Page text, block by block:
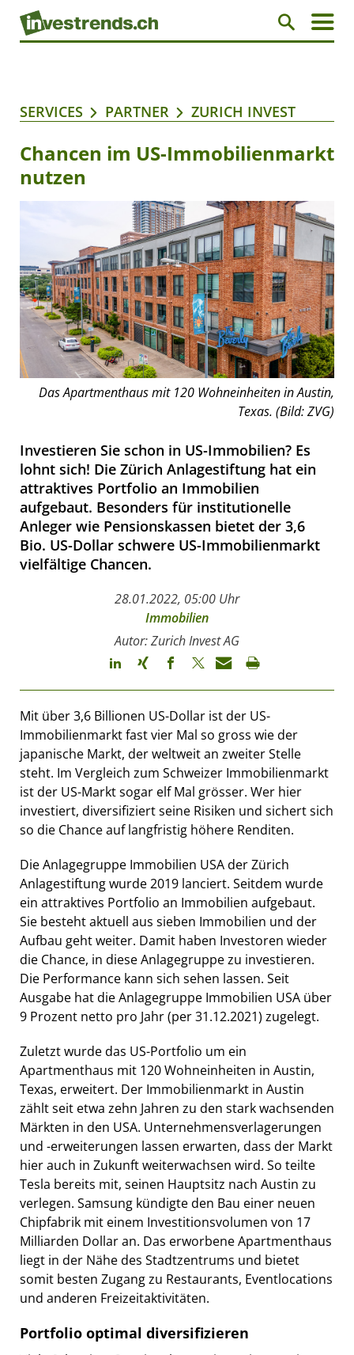
SERVICES PARTNER ZURICH INVEST
Chancen im US-Immobilienmarkt
nutzen
Das Apartmenthaus mit 120 Wohneinheiten in Austin,
Texas. (Bild: ZVG)
Investieren Sie schon in US-Immobilien? Es
lohnt sich! Die Zürich Anlagestiftung hat ein
attraktives Portfolio an Immobilien
aufgebaut. Besonders für institutionelle
Anleger wie Pensionskassen bietet der 3,6
Bio. US-Dollar schwere US-Immobilienmarkt
vielfältige Chancen.
28.01.2022, 05:00 Uhr
Immobilien
Autor: Zurich Invest AG
Mit über 3,6 Billionen US-Dollar ist der US-
Immobilienmarkt fast vier Mal so gross wie der
japanische Markt, der weltweit an zweiter Stelle
steht. Im Vergleich zum Schweizer Immobilienmarkt
ist der US-Markt sogar elf Mal grösser. Wer hier
investiert, diversifiziert seine Risiken und sichert sich
so die Chance auf langfristig höhere Renditen.
Die Anlagegruppe Immobilien USA der Zürich
Anlagestiftung wurde 2019 lanciert. Seitdem wurde
ein attraktives Portfolio an Immobilien aufgebaut.
Sie besteht aktuell aus sieben Immobilien und der
Aufbau geht weiter. Damit haben Investoren wieder
die Chance, in diese Anlagegruppe zu investieren.
Die Performance kann sich sehen lassen. Seit
Ausgabe hat die Anlagegruppe Immobilien USA über
9 Prozent netto pro Jahr (per 31.12.2021) zugelegt.
Zuletzt wurde das US-Portfolio um ein
Apartmenthaus mit 120 Wohneinheiten in Austin,
Texas, erweitert. Der Immobilienmarkt in Austin
zählt seit etwa zehn Jahren zu den stark wachsenden
Märkten in den USA. Unternehmensverlagerungen
und -erweiterungen lassen erwarten, dass der Markt
hier auch in Zukunft weiterwachsen wird. So teilte
Tesla bereits mit, seinen Hauptsitz nach Austin zu
verlegen. Samsung kündigte den Bau einer neuen
Chipfabrik mit einem Investitionsvolumen von 17
Milliarden Dollar an. Das erworbene Apartmenthaus
liegt in der Nähe des Stadtzentrums und bietet
somit besten Zugang zu Restaurants, Eventlocations
und anderen Freizeitaktivitäten.
Portfolio optimal diversifizieren